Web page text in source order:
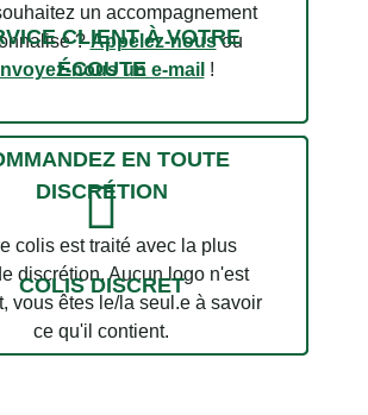
CLIENT À VOTRE
ÉCOUTE
un accompagnement
?Appelez-nousou
nous un e-mail !
COLIS DISCRET
EN TOUTE
DISCRÉTION
colis est traité avec la plus
discrétion. Aucun logo n'est
vous êtes le/la seul.e à savoir
ce qu'il contient.